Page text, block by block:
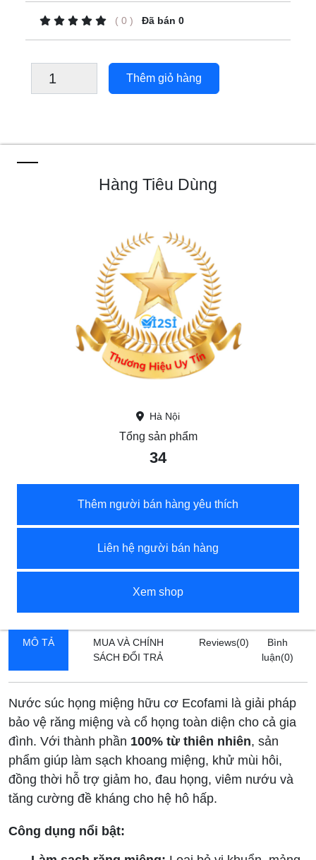
( 0 ) Đã bán 0
Thêm giỏ hàng
Hàng Tiêu Dùng
Hà Nội
Tổng sản phẩm
34
Thêm người bán hàng yêu thích
Liên hệ người bán hàng
Xem shop
MÔ TẢ
MUA VÀ CHÍNH
SÁCH ĐỔI TRẢ
Reviews(0)
Bình
luận(0)
Nước súc họng miệng hữu cơ Ecofami là giải pháp
bảo vệ răng miệng và cổ họng toàn diện cho cả gia
đình. Với thành phần 100% từ thiên nhiên, sản
phẩm giúp làm sạch khoang miệng, khử mùi hôi,
đồng thời hỗ trợ giảm ho, đau họng, viêm nướu và
tăng cường đề kháng cho hệ hô hấp.
Công dụng nổi bật: